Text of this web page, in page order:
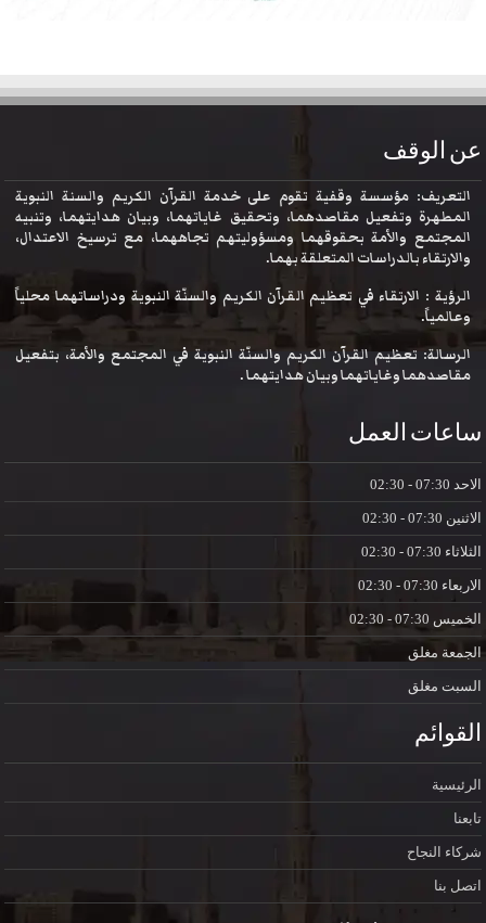
عن الوقف
التعريف: مؤسسة وقفية تقوم على خدمة القرآن الكريم والسنة النبوية
المطهرة وتفعيل مقاصدهما، وتحقيق غاياتهما، وبيان هدايتهما، وتنبيه
المجتمع والأمة بحقوقهما ومسؤوليتهم تجاههما، مع ترسيخ الاعتدال،
والارتقاء بالدراسات المتعلقة بهما.
الرؤية : الارتقاء في تعظيم القرآن الكريم والسنّة النبوية ودراساتهما محلياً
وعالمياً.
الرسالة: تعظيم القرآن الكريم والسنّة النبوية في المجتمع والأمة، بتفعيل
مقاصدهما وغاياتهما وبيان هدايتهما .
ساعات العمل
الاحد
الاثنين
الثلاثاء
الاربعاء
الخميس
الجمعة مغلق
السبت مغلق
القوائم
الرئيسية
تابعنا
شركاء النجاح
اتصل بنا